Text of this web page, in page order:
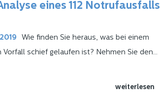
eines 112 Notrufausfalls
Wie finden Sie heraus, was bei einem
Vorfall schief gelaufen ist? Nehmen Sie den
Ereignisse und verschiedene Beteiligte.
weiterlesen